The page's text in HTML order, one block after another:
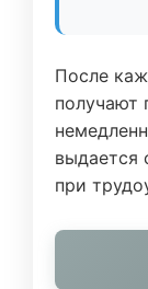
После
получают
при